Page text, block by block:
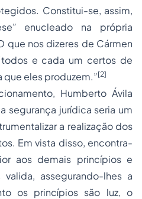
Constitui-se, assim,
enucleado na própria
que nos dizeres de Cármen
e cada um certos de
eles produzem.”[2]
Humberto Ávila
segurança jurídica seria um
a realização dos
Em vista disso, encontra-
aos demais princípios e
assegurando-lhes a
os princípios são luz, o